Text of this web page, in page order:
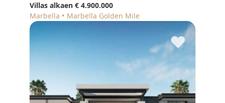
Villas alkaen € 4.900.000
Marbella
Marbella Golden Mile
♥